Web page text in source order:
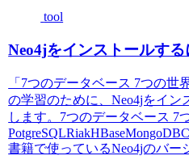
tool
Neo4jをインストールする
「7つのデータベース 7つの世
の学習のために、Neo4jをイン
します。7つのデータベース 7
書籍で使っているNeo4jのバー